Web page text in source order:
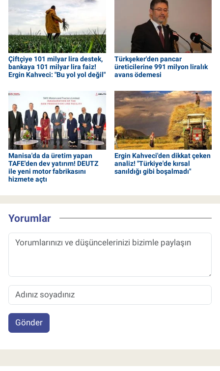
Çiftçiye 101 milyar lira destek,
bankaya 101 milyar lira faiz!
Ergin Kahveci: "Bu yol yol değil"
Türkşeker'den pancar
üreticilerine 991 milyon liralık
avans ödemesi
Manisa'da da üretim yapan
TAFE'den dev yatırım! DEUTZ
ile yeni motor fabrikasını
hizmete açtı
Ergin Kahveci'den dikkat çeken
analiz! "Türkiye'de kırsal
sanıldığı gibi boşalmadı"
Yorumlar
Gönder